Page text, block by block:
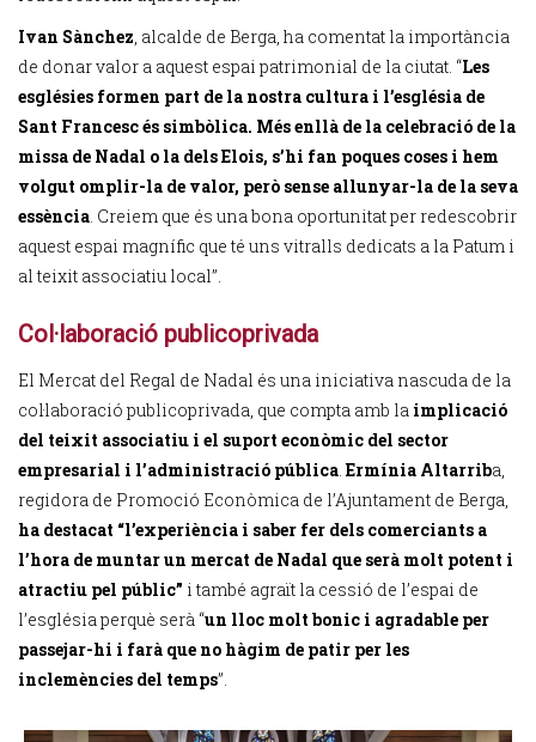
Ivan Sànchez, alcalde de Berga, ha comentat la importància
de donar valor a aquest espai patrimonial de la ciutat. “Les
esglésies formen part de la nostra cultura i l’església de
Sant Francesc és simbòlica. Més enllà de la celebració de la
missa de Nadal o la dels Elois, s’hi fan poques coses i hem
volgut omplir-la de valor, però sense allunyar-la de la seva
essència. Creiem que és una bona oportunitat per redescobrir
aquest espai magnífic que té uns vitralls dedicats a la Patum i
al teixit associatiu local”.
Col·laboració publicoprivada
El Mercat del Regal de Nadal és una iniciativa nascuda de la
col·laboració publicoprivada, que compta amb laimplicació
del teixit associatiu i el suport econòmic del sector
empresarial i l’administració pública. Ermínia Altarriba,
regidora de Promoció Econòmica de l’Ajuntament de Berga,
ha destacat “l’experiència i saber fer dels comerciants a
l’hora de muntar un mercat de Nadal que serà molt potent i
atractiu pel públic” i també agraït la cessió de l’espai de
l’església perquè serà “un lloc molt bonic i agradable per
passejar-hi i farà que no hàgim de patir per les
inclemències del temps”.